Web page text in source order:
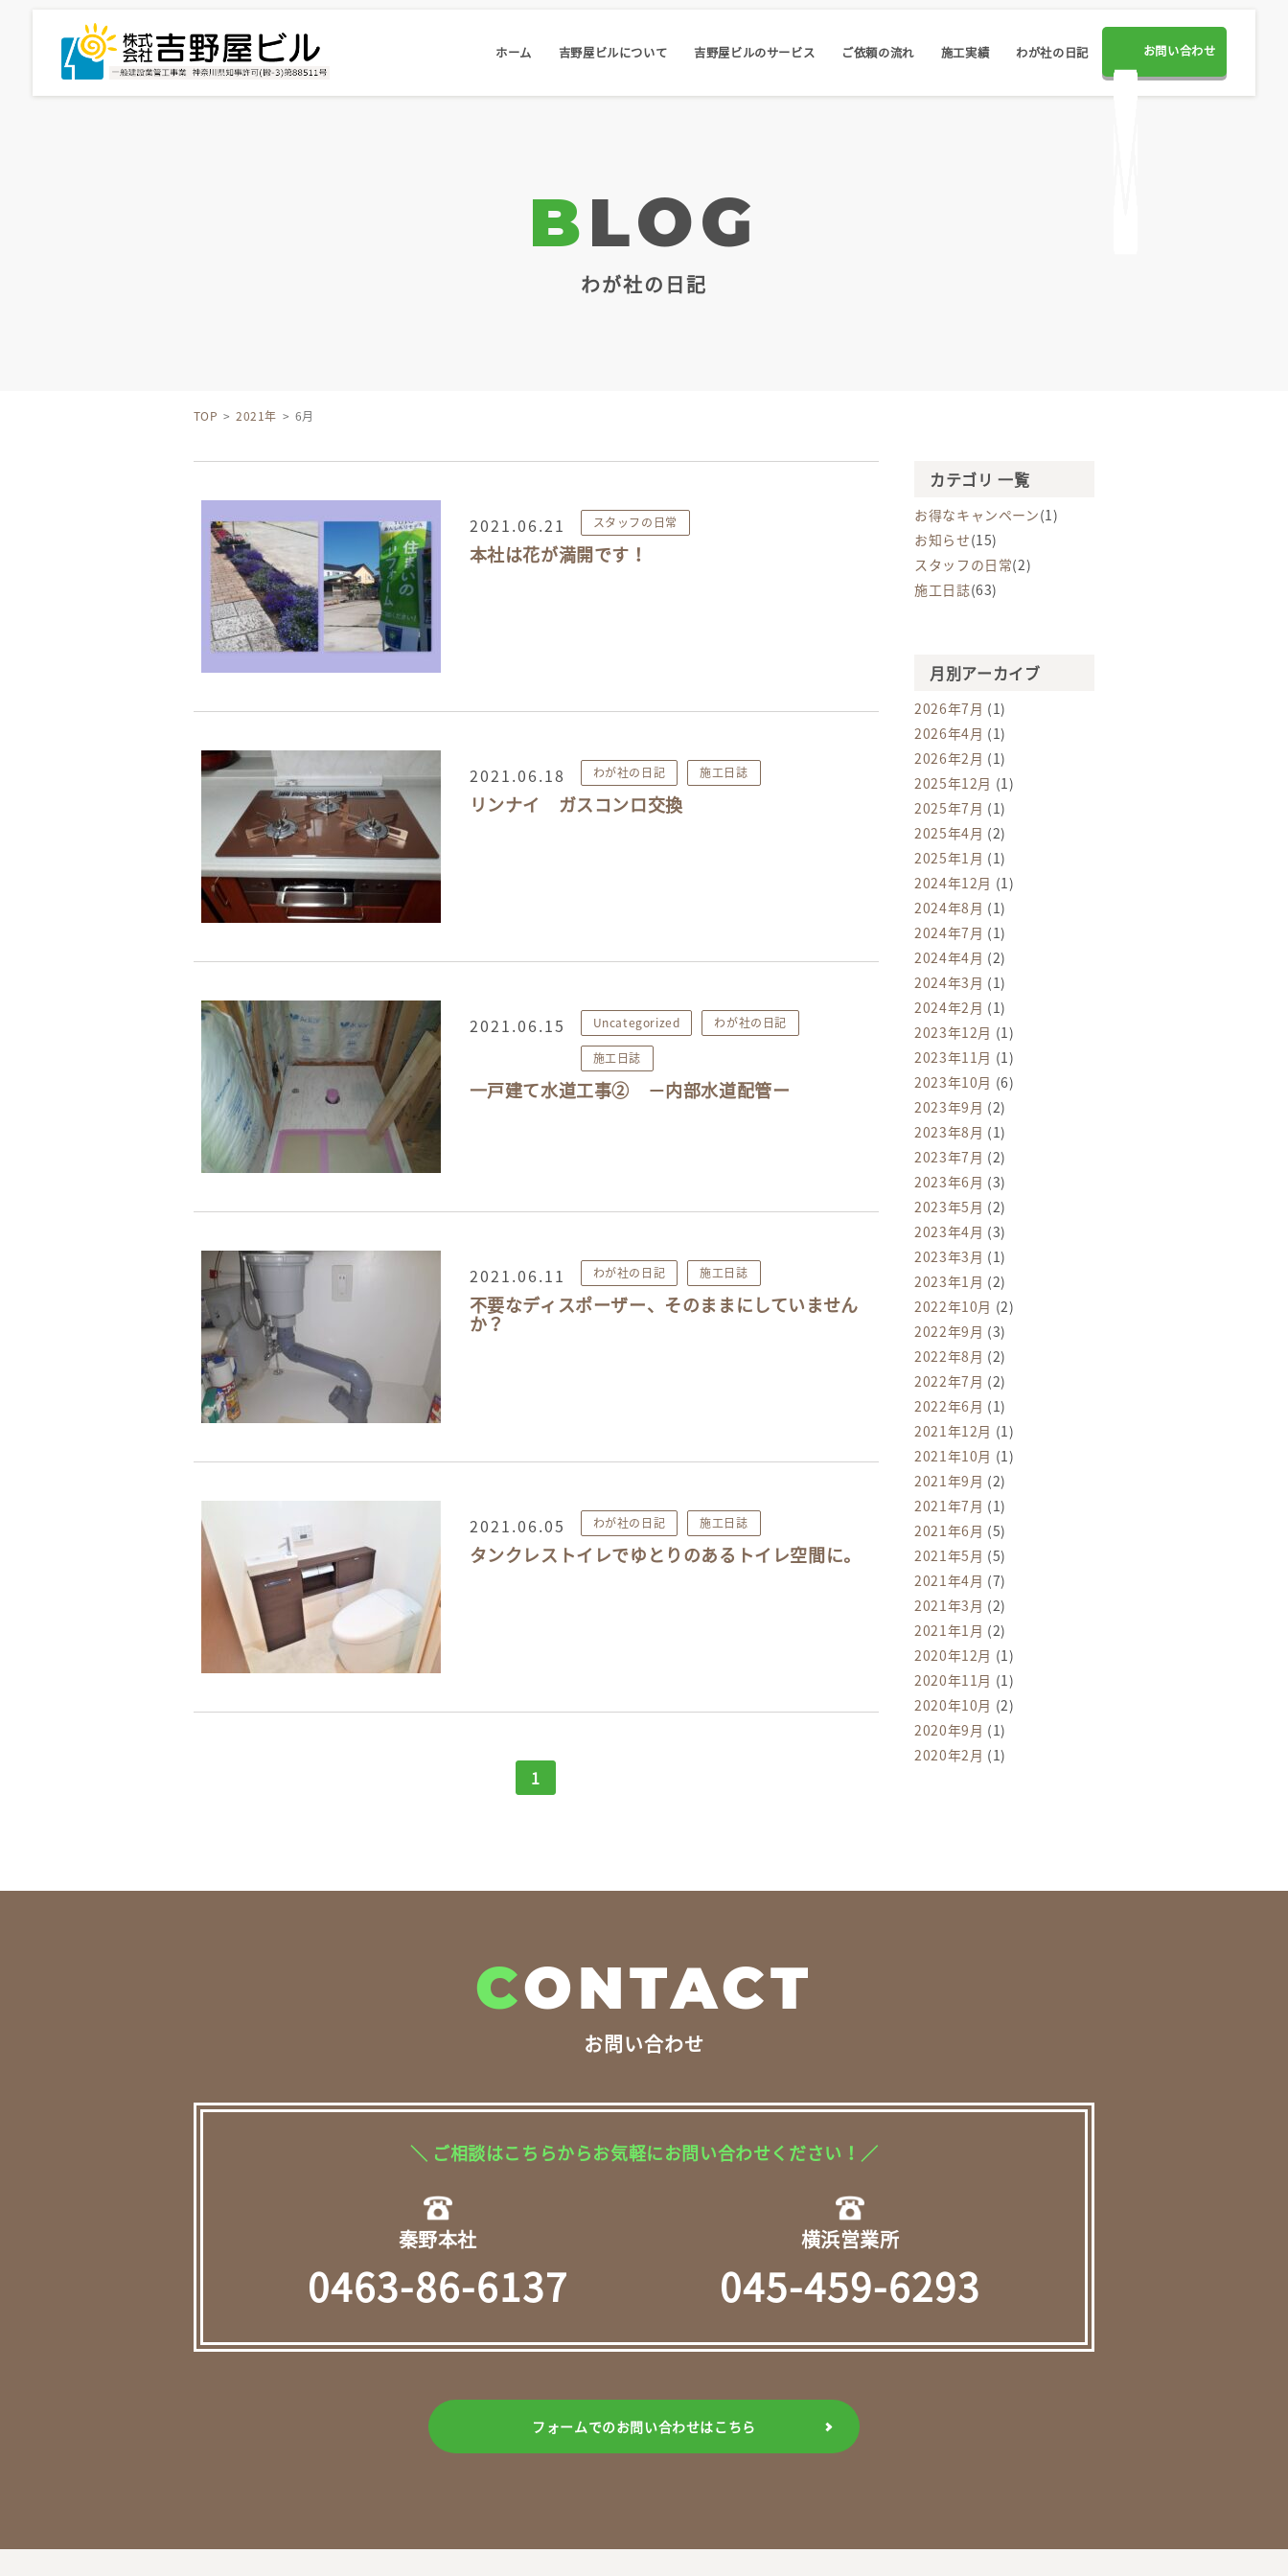
ホーム 吉野屋ビルについて 吉野屋ビルのサービス ご依頼の流れ 施工実績 わが社の日記 お問い合わせ
BLOG
わが社の日記
TOP > 2021年 > 6月
2021.06.21 スタッフの日常
本社は花が満開です！
2021.06.18 わが社の日記 施工日誌
リンナイ ガスコンロ交換
2021.06.15 Uncategorized わが社の日記
施工日誌
一戸建て水道工事② －内部水道配管ー
2021.06.11 わが社の日記 施工日誌
不要なディスポーザー、そのままにしていません
か？
2021.06.05 わが社の日記 施工日誌
タンクレストイレでゆとりのあるトイレ空間に。
1
カテゴリ 一覧
お得なキャンペーン(1)
お知らせ(15)
スタッフの日常(2)
施工日誌(63)
月別アーカイブ
2026年7月 (1)
2026年4月 (1)
2026年2月 (1)
2025年12月 (1)
2025年7月 (1)
2025年4月 (2)
2025年1月 (1)
2024年12月 (1)
2024年8月 (1)
2024年7月 (1)
2024年4月 (2)
2024年3月 (1)
2024年2月 (1)
2023年12月 (1)
2023年11月 (1)
2023年10月 (6)
2023年9月 (2)
2023年8月 (1)
2023年7月 (2)
2023年6月 (3)
2023年5月 (2)
2023年4月 (3)
2023年3月 (1)
2023年1月 (2)
2022年10月 (2)
2022年9月 (3)
2022年8月 (2)
2022年7月 (2)
2022年6月 (1)
2021年12月 (1)
2021年10月 (1)
2021年9月 (2)
2021年7月 (1)
2021年6月 (5)
2021年5月 (5)
2021年4月 (7)
2021年3月 (2)
2021年1月 (2)
2020年12月 (1)
2020年11月 (1)
2020年10月 (2)
2020年9月 (1)
2020年2月 (1)
CONTACT
お問い合わせ
＼ ご相談はこちらからお気軽にお問い合わせください！ ／
秦野本社
0463-86-6137
横浜営業所
045-459-6293
フォームでのお問い合わせはこちら